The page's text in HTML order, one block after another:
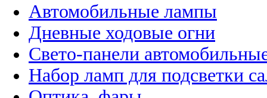
Автомобильные лампы
Дневные ходовые огни
Свето-панели
Набор ламп для подсветки